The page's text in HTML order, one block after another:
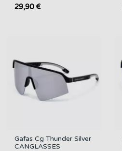
29,90 €
Gafas Cg Thunder Silver
CANGLASSES